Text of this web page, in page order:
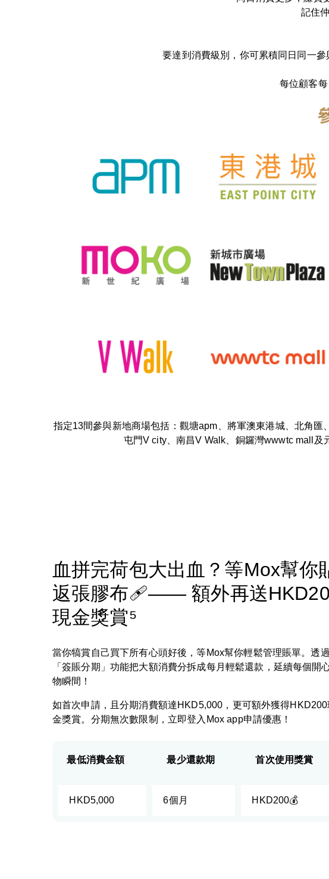
記住
要達到消費級別，你可累積同日同一
每位顧客
指定13間參與新地商場包括：觀塘apm、將軍澳東港城、北角
屯門V city、南昌V Walk、銅鑼灣wwwtc mall及
血拼完荷包大出血？等Mox幫你
返張膠布🩹—— 額外再送
現金獎賞⁵
當你犒賞自己買下所有心頭好後，等Mox幫你輕鬆管理賬單。透過
「簽賬分期」功能把大額消費分拆成每月輕鬆還款，延續每個開
物瞬間！
如首次申請，且分期消費額達HKD5,000，更可額外獲得HKD200
金獎賞。分期無次數限制，立即登入Mox app申請優惠！
最低消費金額 最少還款期 首次使用獎賞
HKD5,000 6個月 HKD200💰